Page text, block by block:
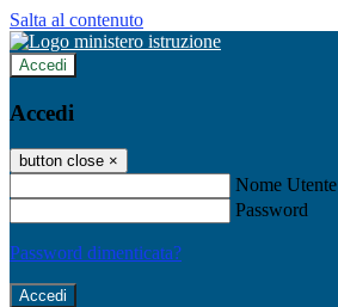
Salta al contenuto
Accedi
Accedi
button close ×
Nome Utente
Password
Password dimenticata?